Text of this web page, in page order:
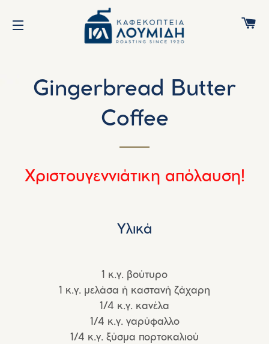
SITE NAVIGATION
Gingerbread Butter
Coffee
Χριστουγεννιάτικη απόλαυση!
Υλικά
1 κ.γ. βούτυρο
1 κ.γ. μελάσα ή καστανή ζάχαρη
1/4 κ.γ. κανέλα
1/4 κ.γ. γαρύφαλλο
1/4 κ.γ. ξύσμα πορτοκαλιού